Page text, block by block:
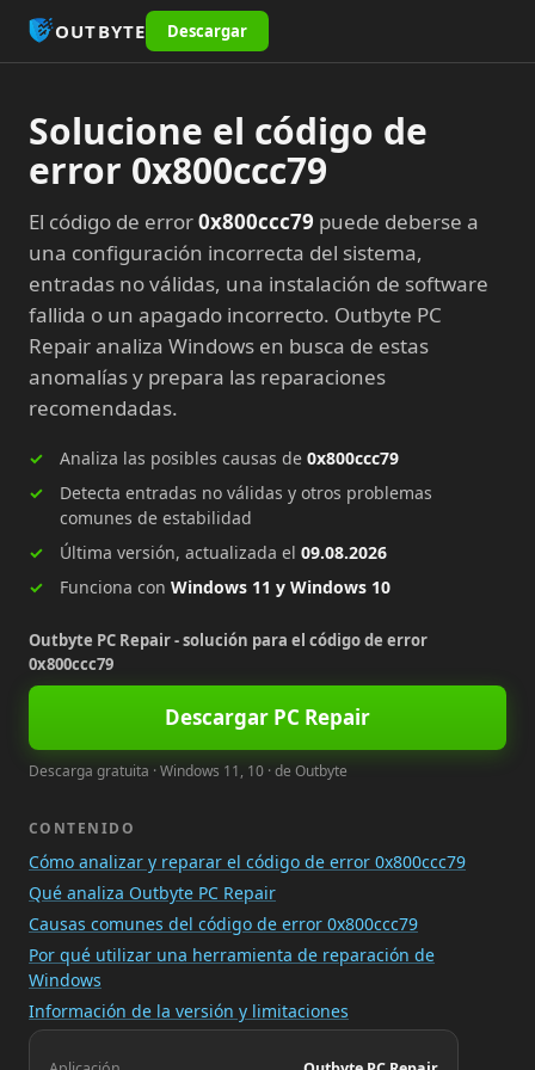
OUTBYTE Descargar
Solucione el código de
error 0x800ccc79
El código de error0x800ccc79 puede deberse a
una configuración incorrecta del sistema,
entradas no válidas, una instalación de software
fallida o un apagado incorrecto. Outbyte PC
Repair analiza Windows en busca de estas
anomalías y prepara las reparaciones
recomendadas.
Analiza las posibles causas de 0x800ccc79
Detecta entradas no válidas y otros problemas
comunes de estabilidad
Última versión, actualizada el 09.08.2026
Funciona con Windows 11 y Windows 10
Outbyte PC Repair - solución para el código de error
0x800ccc79
Descargar PC Repair
Descarga gratuita · Windows 11, 10 · de Outbyte
CONTENIDO
Cómo analizar y reparar el código de error 0x800ccc79
Qué analiza Outbyte PC Repair
Causas comunes del código de error 0x800ccc79
Por qué utilizar una herramienta de reparación de
Windows
Información de la versión y limitaciones